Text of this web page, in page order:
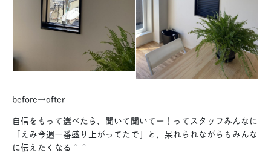
before→after
自信をもって選べたら、聞いて聞いてー！ってスタッフみんなに
「えみ今週一番盛り上がってたで」と、呆れられながらもみんな
に伝えたくなる＾＾